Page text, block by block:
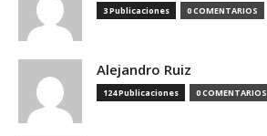
3 Publicaciones 0 COMENTARIOS
Alejandro Ruiz
124 Publicaciones 0 COMENTARIOS